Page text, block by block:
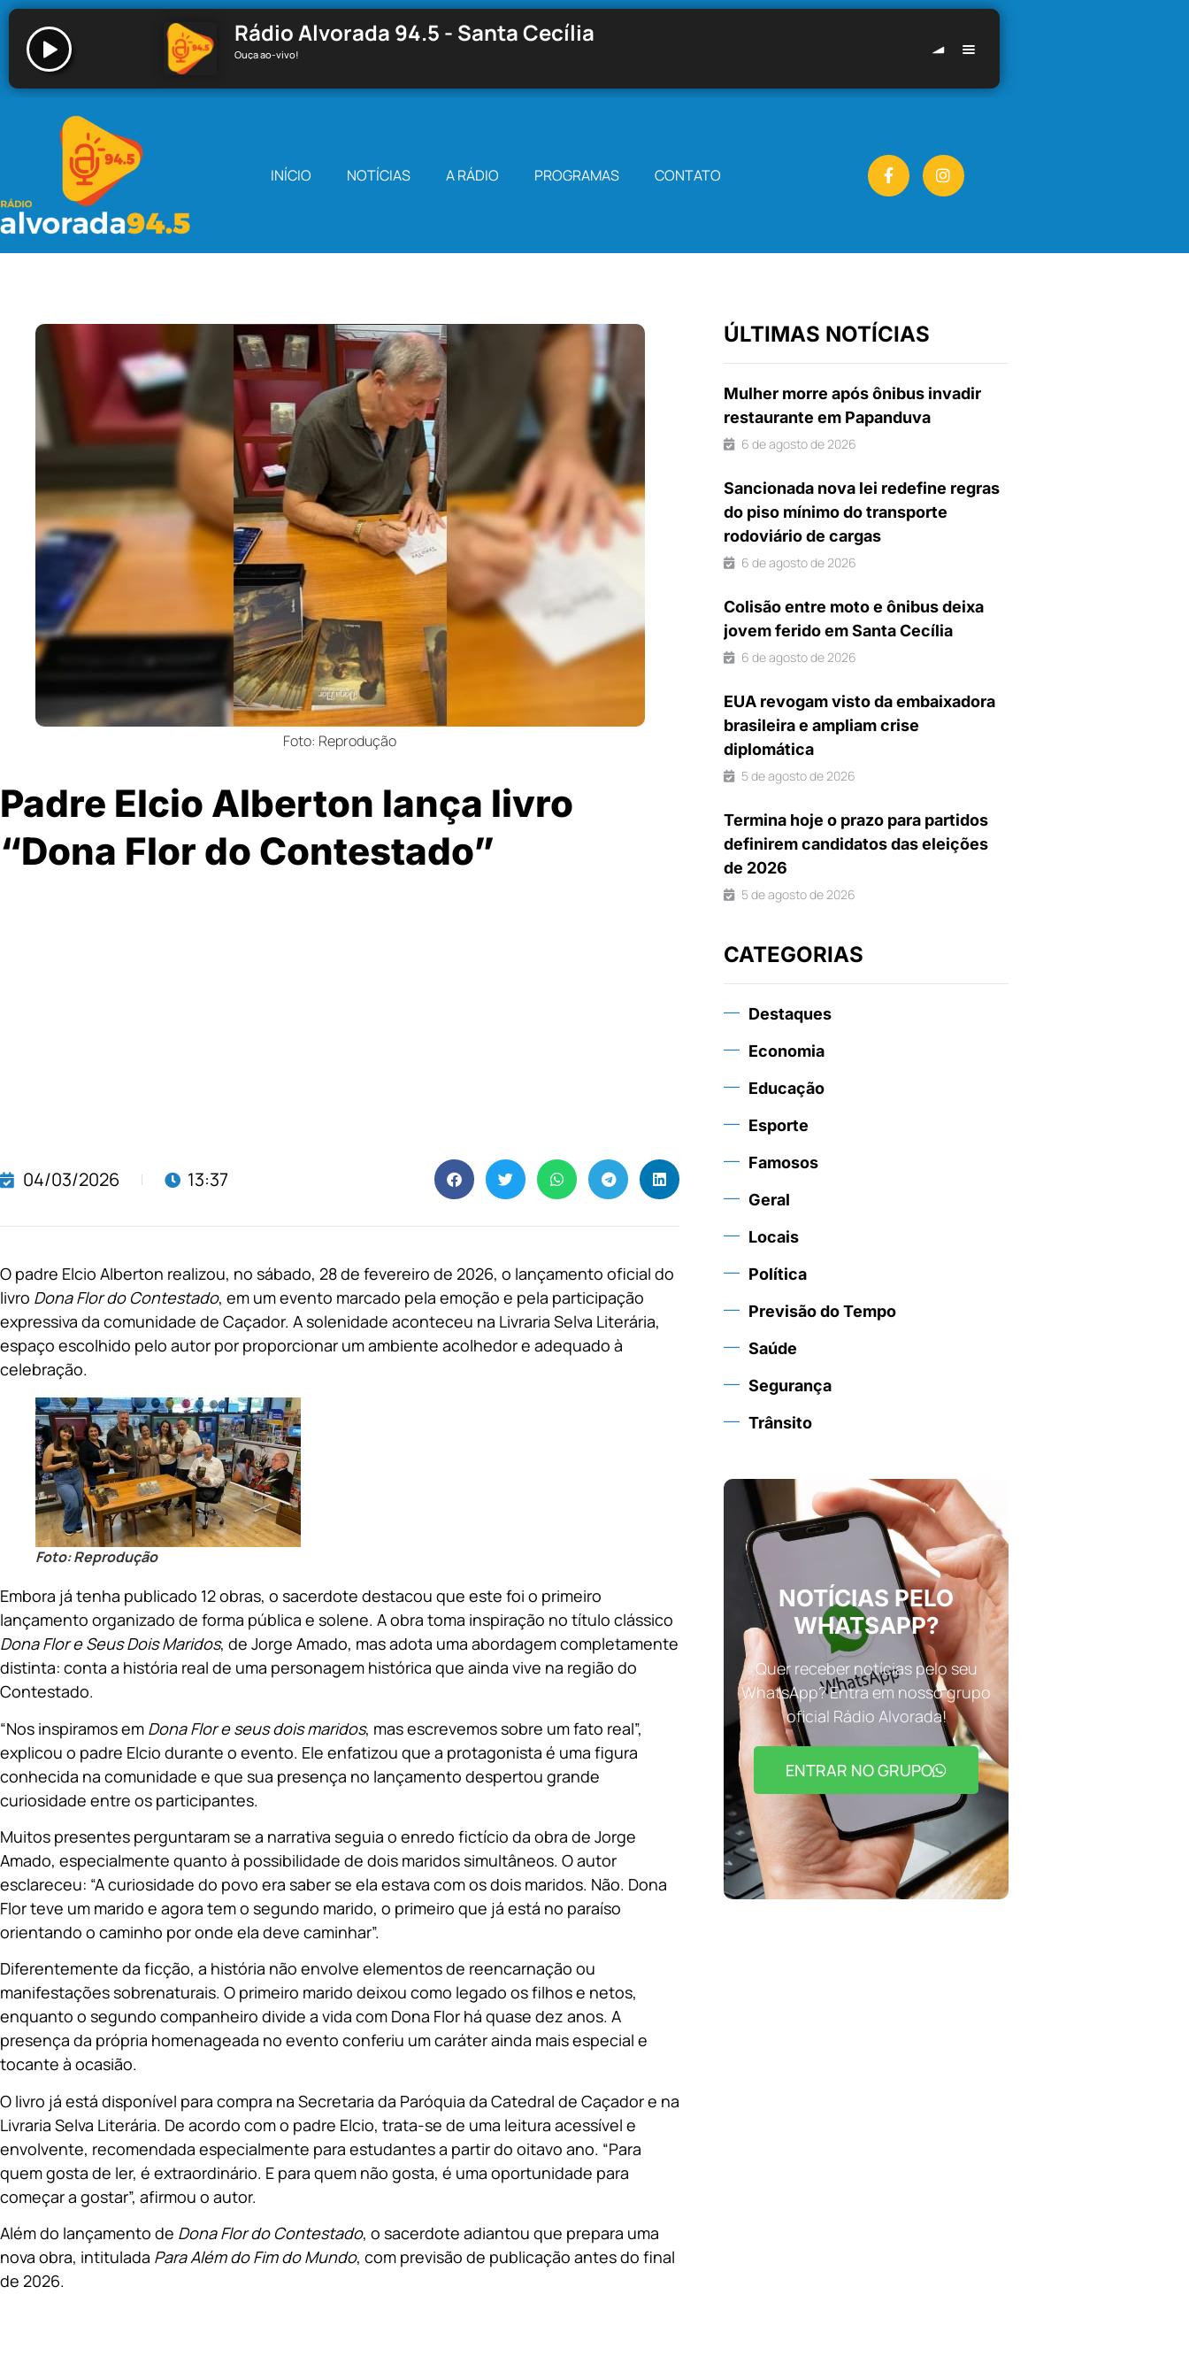
Rádio Alvorada 94.5 - Santa Cecília
Ouça ao-vivo!
Rádio Alvorada 94.5 - Santa Cecília
INÍCIO NOTÍCIAS A RÁDIO PROGRAMAS CONTATO
Foto: Reprodução
Padre Elcio Alberton lança livro
“Dona Flor do Contestado”
04/03/2026 13:37
O padre Elcio Alberton realizou, no sábado, 28 de fevereiro de 2026, o lançamento oficial do
livro Dona Flor do Contestado, em um evento marcado pela emoção e pela participação
expressiva da comunidade de Caçador. A solenidade aconteceu na Livraria Selva Literária,
espaço escolhido pelo autor por proporcionar um ambiente acolhedor e adequado à
celebração.
Foto: Reprodução
Embora já tenha publicado 12 obras, o sacerdote destacou que este foi o primeiro
lançamento organizado de forma pública e solene. A obra toma inspiração no título clássico
Dona Flor e Seus Dois Maridos, de Jorge Amado, mas adota uma abordagem completamente
distinta: conta a história real de uma personagem histórica que ainda vive na região do
Contestado.
“Nos inspiramos em Dona Flor e seus dois maridos, mas escrevemos sobre um fato real”,
explicou o padre Elcio durante o evento. Ele enfatizou que a protagonista é uma figura
conhecida na comunidade e que sua presença no lançamento despertou grande
curiosidade entre os participantes.
Muitos presentes perguntaram se a narrativa seguia o enredo fictício da obra de Jorge
Amado, especialmente quanto à possibilidade de dois maridos simultâneos. O autor
esclareceu: “A curiosidade do povo era saber se ela estava com os dois maridos. Não. Dona
Flor teve um marido e agora tem o segundo marido, o primeiro que já está no paraíso
orientando o caminho por onde ela deve caminhar”.
Diferentemente da ficção, a história não envolve elementos de reencarnação ou
manifestações sobrenaturais. O primeiro marido deixou como legado os filhos e netos,
enquanto o segundo companheiro divide a vida com Dona Flor há quase dez anos. A
presença da própria homenageada no evento conferiu um caráter ainda mais especial e
tocante à ocasião.
O livro já está disponível para compra na Secretaria da Paróquia da Catedral de Caçador e na
Livraria Selva Literária. De acordo com o padre Elcio, trata-se de uma leitura acessível e
envolvente, recomendada especialmente para estudantes a partir do oitavo ano. “Para
quem gosta de ler, é extraordinário. E para quem não gosta, é uma oportunidade para
começar a gostar”, afirmou o autor.
Além do lançamento de Dona Flor do Contestado, o sacerdote adiantou que prepara uma
nova obra, intitulada Para Além do Fim do Mundo, com previsão de publicação antes do final
de 2026.
ÚLTIMAS NOTÍCIAS
Mulher morre após ônibus invadir
restaurante em Papanduva
6 de agosto de 2026
Sancionada nova lei redefine regras
do piso mínimo do transporte
rodoviário de cargas
6 de agosto de 2026
Colisão entre moto e ônibus deixa
jovem ferido em Santa Cecília
6 de agosto de 2026
EUA revogam visto da embaixadora
brasileira e ampliam crise
diplomática
5 de agosto de 2026
Termina hoje o prazo para partidos
definirem candidatos das eleições
de 2026
5 de agosto de 2026
CATEGORIAS
Destaques
Economia
Educação
Esporte
Famosos
Geral
Locais
Política
Previsão do Tempo
Saúde
Segurança
Trânsito
NOTÍCIAS PELO
WHATSAPP?
Quer receber notícias pelo seu
WhatsApp? Entra em nosso grupo
oficial Rádio Alvorada!
ENTRAR NO GRUPO